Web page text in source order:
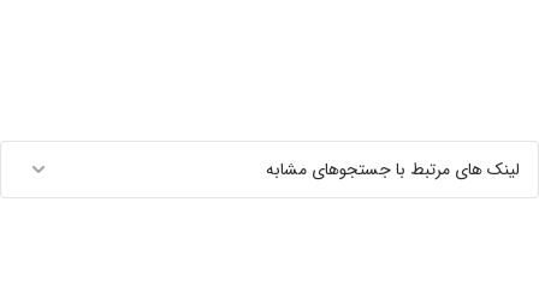
لینک های مرتبط با جستجوهای مشابه